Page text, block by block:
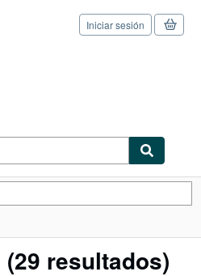
Iniciar sesión
(29 resultados)